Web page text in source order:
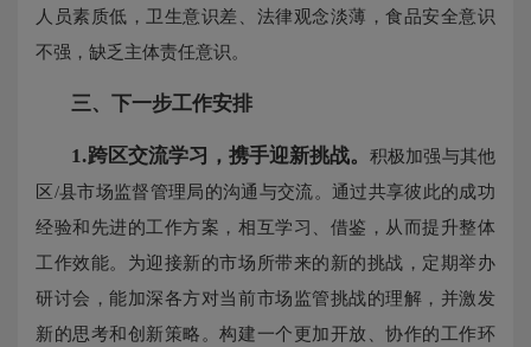
人员素质低，卫生意识差、法律观念淡薄，食品安全意识
不强，缺乏主体责任意识。
三、下一步工作安排
1.跨区交流学习，携手迎新挑战。积极加强与其他
区/县市场监督管理局的沟通与交流。通过共享彼此的成功
经验和先进的工作方案，相互学习、借鉴，从而提升整体
工作效能。为迎接新的市场所带来的新的挑战，定期举办
研讨会，能加深各方对当前市场监管挑战的理解，并激发
新的思考和创新策略。构建一个更加开放、协作的工作环